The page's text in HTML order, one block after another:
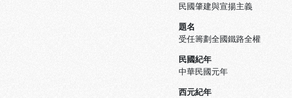
民國肇建與宣揚主義
題名
受任籌劃全國鐵路全權
民國紀年
中華民國元年
西元紀年